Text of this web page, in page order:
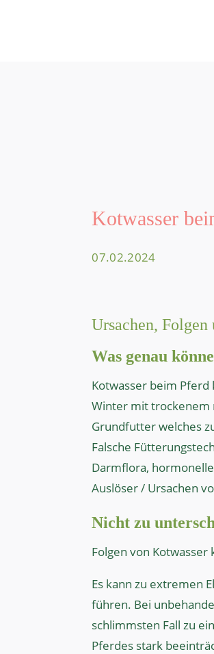
Kotwasser
07.02.2024
Ursachen,
Was genau
Kotwasser beim
Winter mit trockenem
Grundfutter welches
Falsche
Darmflora,
Auslöser / Ursachen
Nicht zu
Folgen von
Es kann zu extremen
führen. Bei
schlimmsten Fall zu
Pferdes stark